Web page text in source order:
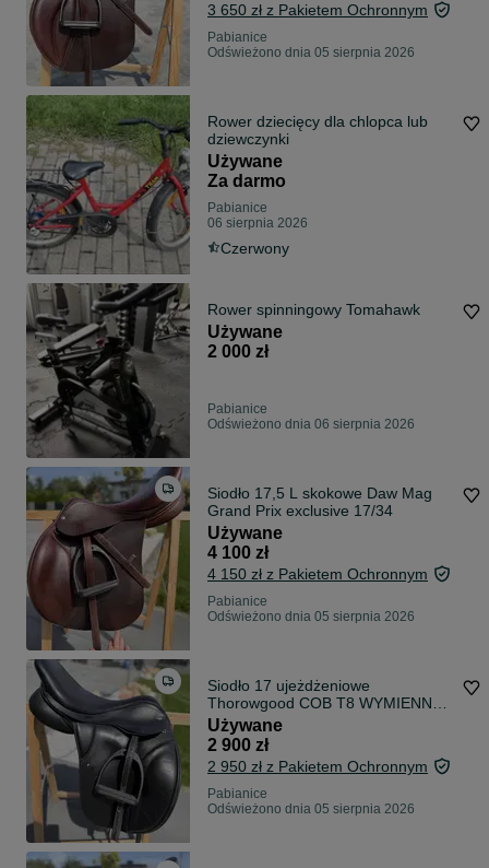
3 650 zł z Pakietem Ochronnym
Pabianice
Odświeżono dnia 05 sierpnia 2026
Rower dziecięcy dla chlopca lub
dziewczynki
Używane
Za darmo
Pabianice
06 sierpnia 2026
Czerwony
Rower spinningowy Tomahawk
Używane
2 000 zł
Pabianice
Odświeżono dnia 06 sierpnia 2026
Siodło 17,5 L skokowe Daw Mag
Grand Prix exclusive 17/34
Używane
4 100 zł
4 150 zł z Pakietem Ochronnym
Pabianice
Odświeżono dnia 05 sierpnia 2026
Siodło 17 ujeżdżeniowe
Thorowgood COB T8 WYMIENNE
łęki dressage
Używane
2 900 zł
2 950 zł z Pakietem Ochronnym
Pabianice
Odświeżono dnia 05 sierpnia 2026